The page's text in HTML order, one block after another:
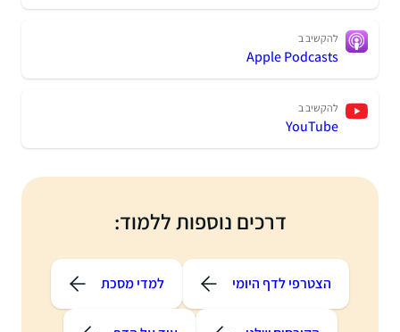
להקשיב ב
Apple Podcasts
להקשיב ב
YouTube
דרכים נוספות ללמוד:
הצטרפי לדף היומי למדי מסכת